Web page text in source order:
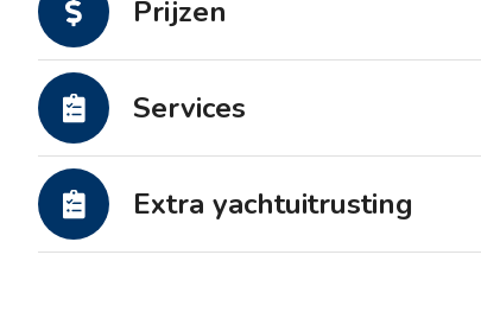
Prijzen
Services
Extra yachtuitrusting